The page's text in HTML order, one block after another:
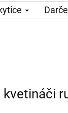
kvetináči